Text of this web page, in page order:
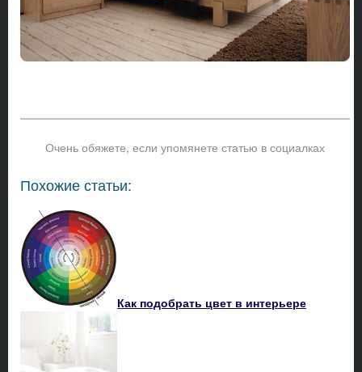
Очень обяжете, если упомянете статью в социалках
Похожие статьи:
Как подобрать цвет в интерьере